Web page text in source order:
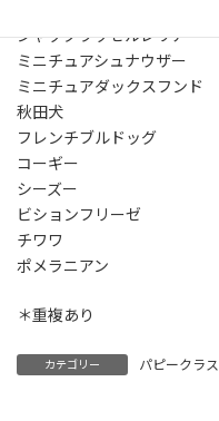
ジャックラッセルレリア
ミニチュアシュナウザー
ミニチュアダックスフンド
秋田犬
フレンチブルドッグ
コーギー
シーズー
ビションフリーゼ
チワワ
ポメラニアン
＊重複あり
カテゴリー パピークラス